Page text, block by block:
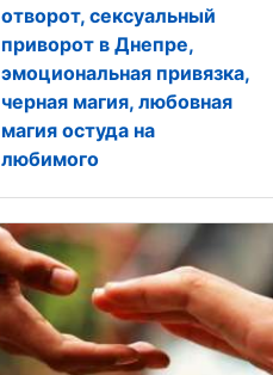
отворот, сексуальный
приворот в Днепре,
эмоциональная привязка,
черная магия, любовная
магия остуда на
любимого